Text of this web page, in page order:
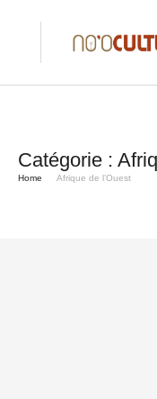
Catégorie :
Home Afrique de l’Ouest